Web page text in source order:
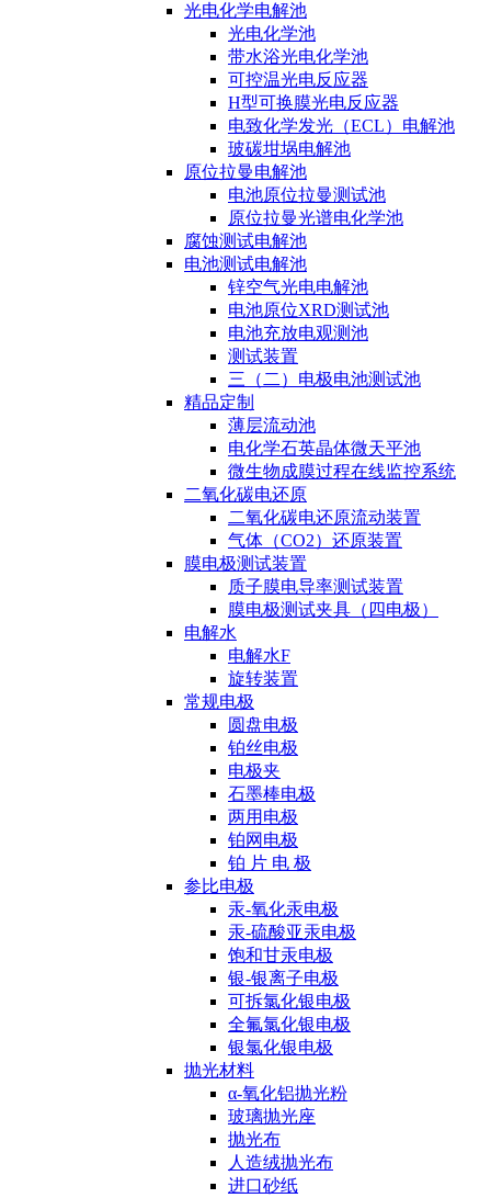
光电化学电解池
光电化学池
带水浴光电化学池
可控温光电反应器
H型可换膜光电反应器
电致化学发光（ECL）电解池
玻碳坩埚电解池
原位拉曼电解池
电池原位拉曼测试池
原位拉曼光谱电化学池
腐蚀测试电解池
电池测试电解池
锌空气光电电解池
电池原位XRD测试池
电池充放电观测池
测试装置
三（二）电极电池测试池
精品定制
薄层流动池
电化学石英晶体微天平池
微生物成膜过程在线监控系统
二氧化碳电还原
二氧化碳电还原流动装置
气体（CO2）还原装置
膜电极测试装置
质子膜电导率测试装置
膜电极测试夹具（四电极）
电解水
电解水F
旋转装置
常规电极
圆盘电极
铂丝电极
电极夹
石墨棒电极
两用电极
铂网电极
铂 片 电 极
参比电极
汞-氧化汞电极
汞-硫酸亚汞电极
饱和甘汞电极
银-银离子电极
可拆氯化银电极
全氟氯化银电极
银氯化银电极
抛光材料
α-氧化铝抛光粉
玻璃抛光座
抛光布
人造绒抛光布
进口砂纸